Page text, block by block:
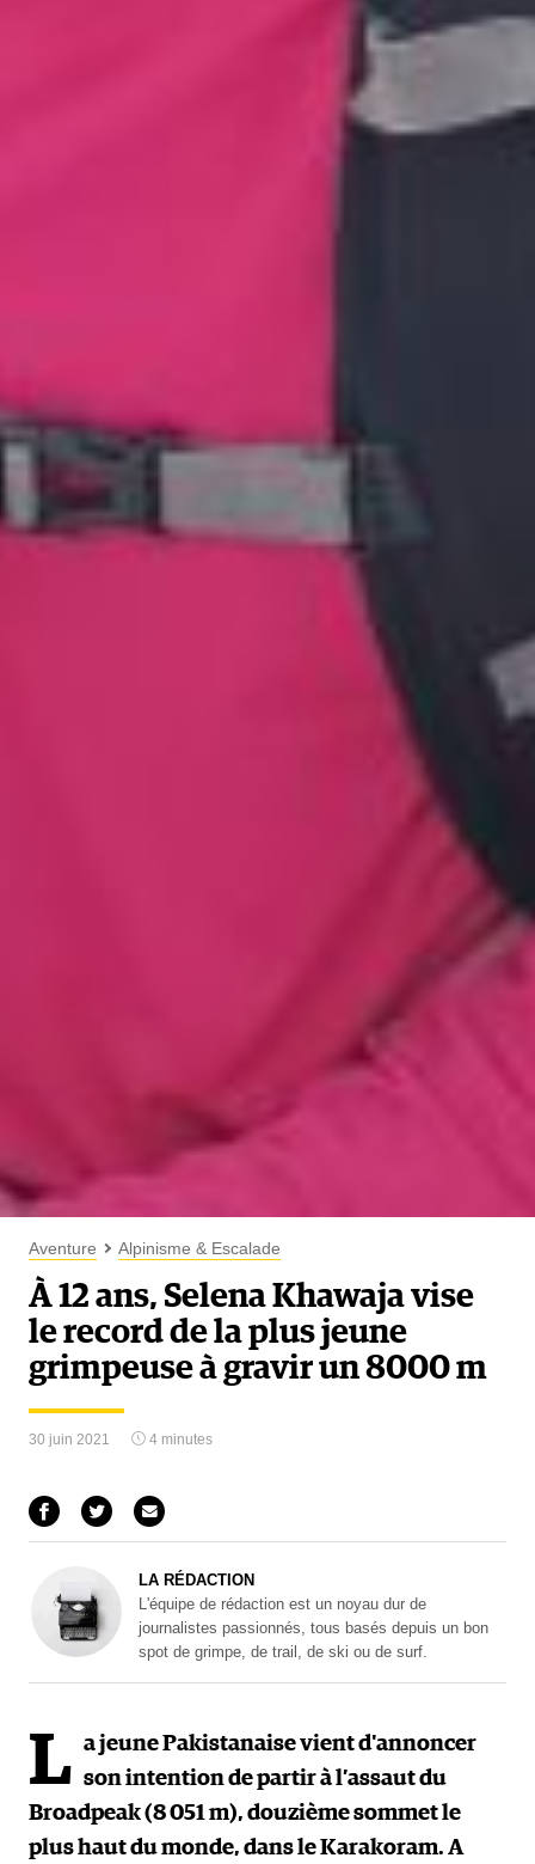
Aventure Alpinisme & Escalade
À 12 ans, Selena Khawaja vise
le record de la plus jeune
grimpeuse à gravir un 8000 m
30 juin 2021 4 minutes
LA RÉDACTION
L'équipe de rédaction est un noyau dur de
journalistes passionnés, tous basés depuis un bon
spot de grimpe, de trail, de ski ou de surf.
L a jeune Pakistanaise vient d'annoncer
son intention de partir à l’assaut du
Broadpeak (8 051 m), douzième sommet le
plus haut du monde, dans le Karakoram. A